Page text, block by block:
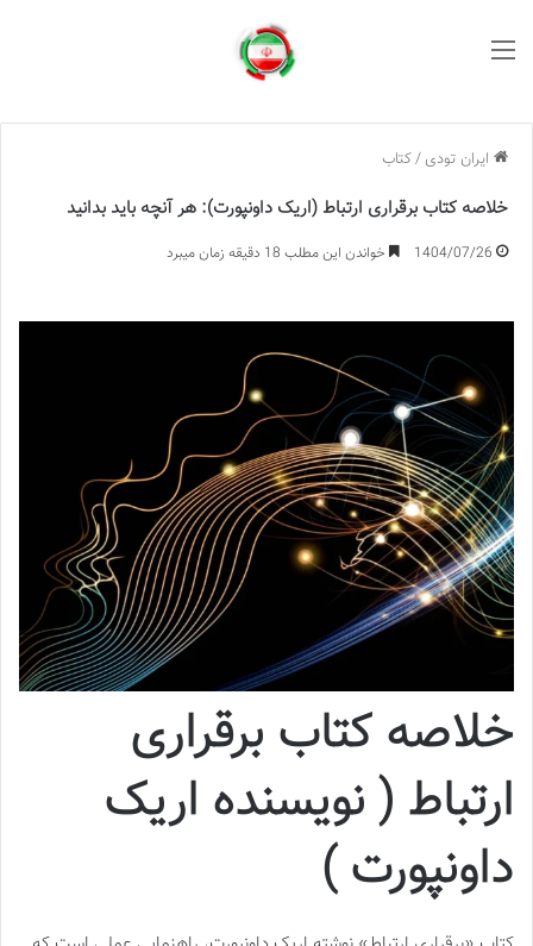
ایران تودی /کتاب
خلاصه کتاب برقراری ارتباط (اریک داونپورت): هر آنچه باید بدانید
1404/07/26 خواندن این مطلب 18 دقیقه زمان میبرد
خلاصه کتاب برقراری
ارتباط ( نویسنده اریک
داونپورت )